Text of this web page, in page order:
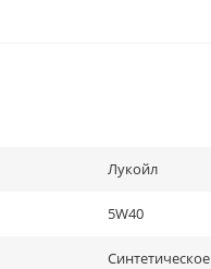
Лукойл
5W40
Синтетическое